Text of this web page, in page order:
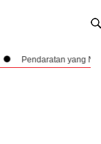
yang Nyaris